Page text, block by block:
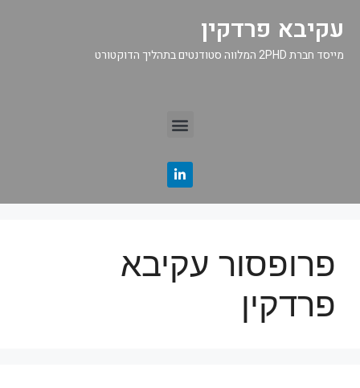
עקיבא פרדקין
מייסד חברת 2PHD המלווה סטודנטים בתהליך הדוקטורט
פרופסור עקיבא
פרדקין